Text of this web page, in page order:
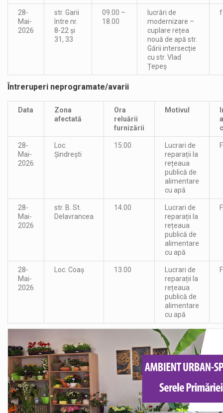
28-
Mai-
2026
str. Garii
între nr.
8-22 și
31, 33
09.00 –
18.00
lucrări de
modernizare –
cuplare rețea
nouă de apă str.
Gării intersecție
cu str. Vlad
Țepeș
Întreruperi neprogramate/avarii
Data
Zona
afectată
Ora
reluării
furnizării
Motivul
28-
Mai-
2026
Loc.
Șindrești
15:00
Lucrari de
reparații la
rețeaua
publică de
alimentare
cu apă
28-
Mai-
2026
str. B. St.
Delavrancea
14.00
Lucrari de
reparații la
rețeaua
publică de
alimentare
cu apă
28-
Mai-
2026
Loc. Coaș 13.00
Lucrari de
reparații la
rețeaua
publică de
alimentare
cu apă